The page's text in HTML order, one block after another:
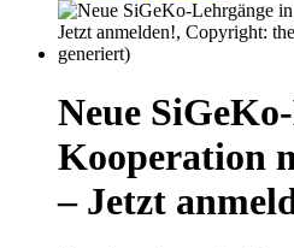
Neue
Kooperation
– Jetzt